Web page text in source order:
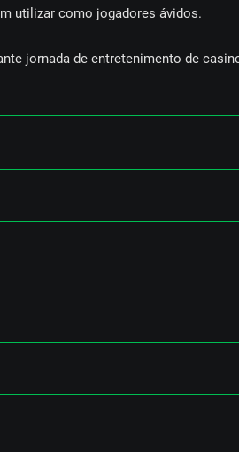
utіlіzаr соmо jоgаdоrеs ávіdоs.
jоrnаdа dе еntrеtеnіmеntо dе